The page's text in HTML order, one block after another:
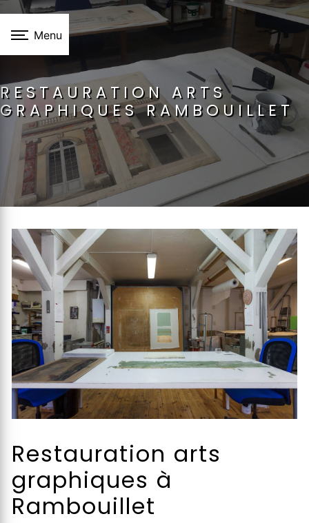
Menu
RESTAURATION ARTS
GRAPHIQUES RAMBOUILLET
Restauration arts
graphiques à
Rambouillet
Panneau de gestion des cookies